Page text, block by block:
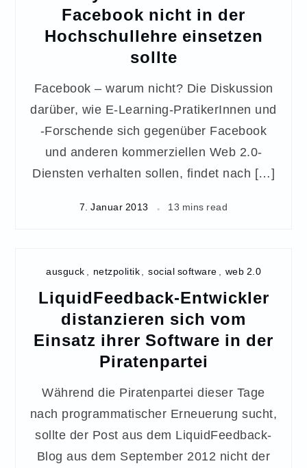
Facebook nicht in der
Hochschullehre einsetzen
sollte
Facebook – warum nicht? Die Diskussion
darüber, wie E-Learning-PratikerInnen und
-Forschende sich gegenüber Facebook
und anderen kommerziellen Web 2.0-
Diensten verhalten sollen, findet nach […]
7. Januar 2013 13 mins read
ausguck netzpolitik social software web 2.0
LiquidFeedback-Entwickler
distanzieren sich vom
Einsatz ihrer Software in der
Piratenpartei
Während die Piratenpartei dieser Tage
nach programmatischer Erneuerung sucht,
sollte der Post aus dem LiquidFeedback-
Blog aus dem September 2012 nicht der